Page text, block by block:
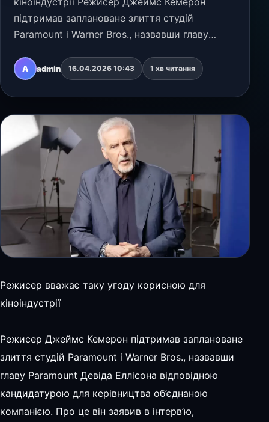
підтримав заплановане злиття студій
Paramount і Warner Bros., назвавши главу
кандидатурою для керівництва об’єднаною
компанією. Про це він заявив…
A admin 16.04.2026 10:43 1 хв читання
Режисер вважає таку угоду корисною для
кіноіндустрії
Режисер Джеймс Кемерон підтримав заплановане
злиття студій Paramount і Warner Bros., назвавши
главу Paramount Девіда Еллісона відповідною
кандидатурою для керівництва об’єднаною
компанією. Про це він заявив в інтерв’ю,